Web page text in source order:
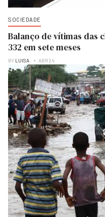
SOCIEDADE
Balanço de vítimas das
332 em sete meses
BY LUISA ABR 24